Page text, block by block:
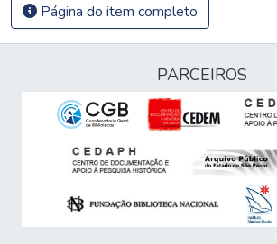
Página do item completo
PARCEIROS